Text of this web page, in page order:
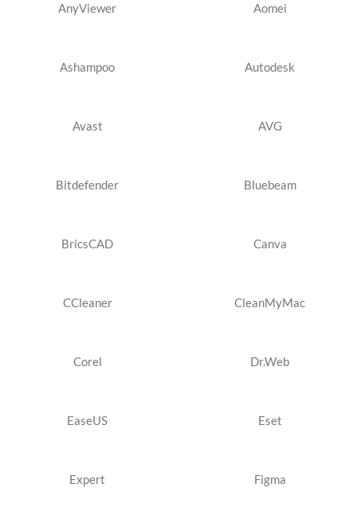
AnyViewer Aomei
Ashampoo Autodesk
Avast AVG
Bitdefender Bluebeam
BricsCAD Canva
CCleaner CleanMyMac
Corel Dr.Web
EaseUS Eset
Expert Figma